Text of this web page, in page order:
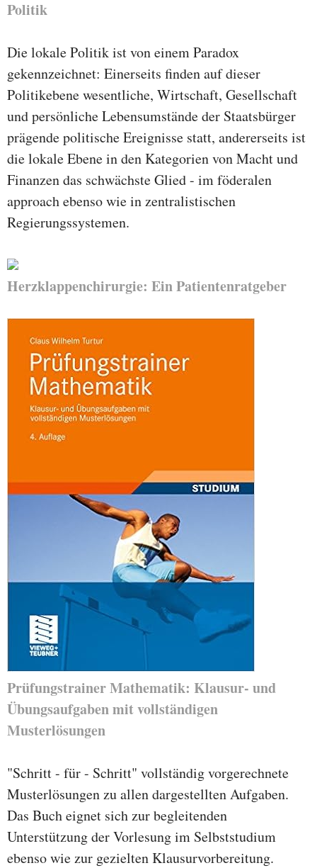
Politik
Die lokale Politik ist von einem Paradox
gekennzeichnet: Einerseits finden auf dieser
Politikebene wesentliche, Wirtschaft, Gesellschaft
und persönliche Lebensumstände der Staatsbürger
prägende politische Ereignisse statt, andererseits ist
die lokale Ebene in den Kategorien von Macht und
Finanzen das schwächste Glied - im föderalen
approach ebenso wie in zentralistischen
Regierungssystemen.
Herzklappenchirurgie: Ein Patientenratgeber
Prüfungstrainer Mathematik: Klausur- und
Übungsaufgaben mit vollständigen
Musterlösungen
"Schritt - für - Schritt" vollständig vorgerechnete
Musterlösungen zu allen dargestellten Aufgaben.
Das Buch eignet sich zur begleitenden
Unterstützung der Vorlesung im Selbststudium
ebenso wie zur gezielten Klausurvorbereitung.